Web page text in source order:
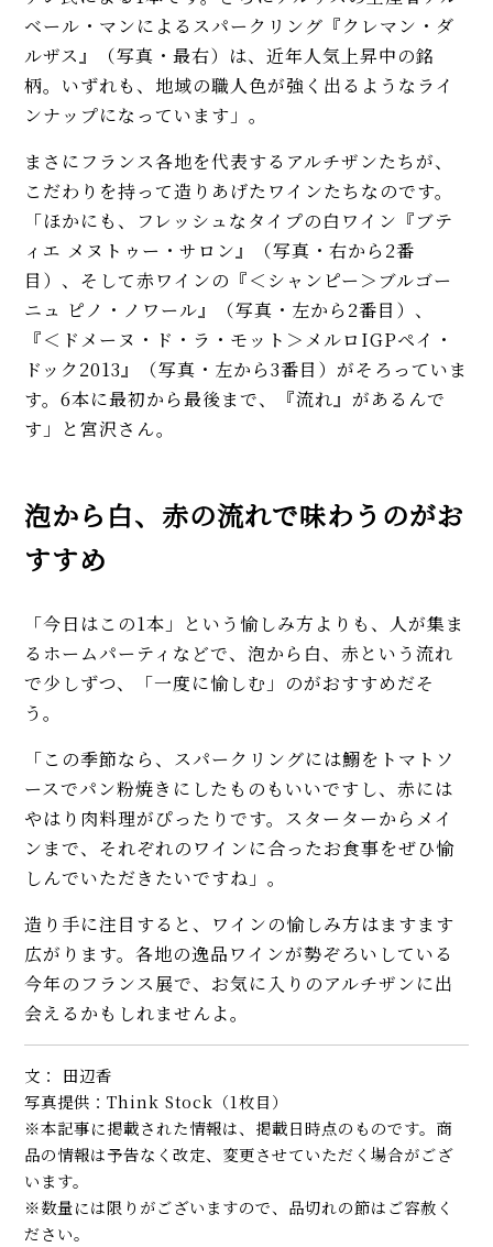
ベール・マンによるスパークリング『クレマン・ダ
ルザス』（写真・最右）は、近年人気上昇中の銘
柄。いずれも、地域の職人色が強く出るようなライ
ンナップになっています」。
まさにフランス各地を代表するアルチザンたちが、
こだわりを持って造りあげたワインたちなのです。
「ほかにも、フレッシュなタイプの白ワイン『ブテ
ィエ メヌトゥー・サロン』（写真・右から2番
目）、そして赤ワインの『＜シャンピー＞ブルゴー
ニュ ピノ・ノワール』（写真・左から2番目）、
『＜ドメーヌ・ド・ラ・モット＞メルロIGPペイ・
ドック2013』（写真・左から3番目）がそろっていま
す。6本に最初から最後まで、『流れ』があるんで
す」と宮沢さん。
泡から白、赤の流れで味わうのがお
すすめ
「今日はこの1本」という愉しみ方よりも、人が集ま
るホームパーティなどで、泡から白、赤という流れ
で少しずつ、「一度に愉しむ」のがおすすめだそ
う。
「この季節なら、スパークリングには鰯をトマトソ
ースでパン粉焼きにしたものもいいですし、赤には
やはり肉料理がぴったりです。スターターからメイ
ンまで、それぞれのワインに合ったお食事をぜひ愉
しんでいただきたいですね」。
造り手に注目すると、ワインの愉しみ方はますます
広がります。各地の逸品ワインが勢ぞろいしている
今年のフランス展で、お気に入りのアルチザンに出
会えるかもしれませんよ。
文： 田辺香
写真提供：Think Stock（1枚目）
※本記事に掲載された情報は、掲載日時点のものです。商
品の情報は予告なく改定、変更させていただく場合がござ
います。
※数量には限りがございますので、品切れの節はご容赦く
ださい。